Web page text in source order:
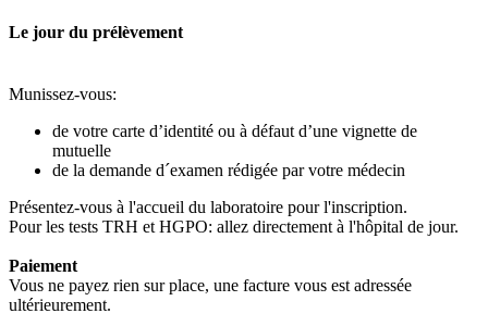
Le jour du prélèvement
Munissez-vous:
de votre carte d’identité ou à défaut d’une vignette de
mutuelle
de la demande d´examen rédigée par votre médecin
Présentez-vous à l'accueil du laboratoire pour l'inscription.
Pour les tests TRH et HGPO: allez directement à l'hôpital de jour.
Paiement
Vous ne payez rien sur place, une facture vous est adressée
ultérieurement.